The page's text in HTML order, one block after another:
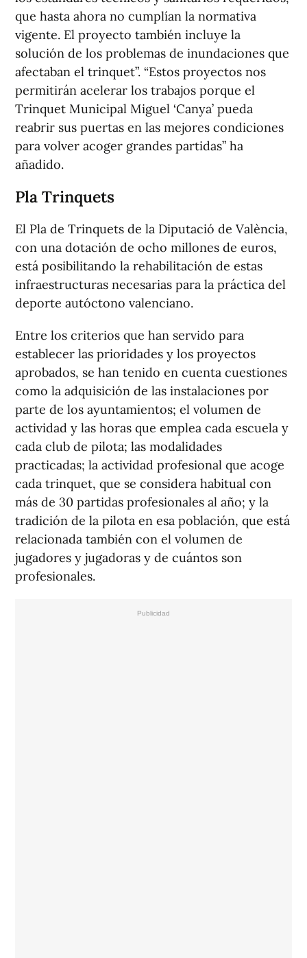
que hasta ahora no cumplían la normativa
vigente. El proyecto también incluye la
solución de los problemas de inundaciones que
afectaban el trinquet”. “Estos proyectos nos
permitirán acelerar los trabajos porque el
Trinquet Municipal Miguel ‘Canya’ pueda
reabrir sus puertas en las mejores condiciones
para volver acoger grandes partidas” ha
añadido.
Pla Trinquets
El Pla de Trinquets de la Diputació de València,
con una dotación de ocho millones de euros,
está posibilitando la rehabilitación de estas
infraestructuras necesarias para la práctica del
deporte autóctono valenciano.
Entre los criterios que han servido para
establecer las prioridades y los proyectos
aprobados, se han tenido en cuenta cuestiones
como la adquisición de las instalaciones por
parte de los ayuntamientos; el volumen de
actividad y las horas que emplea cada escuela y
cada club de pilota; las modalidades
practicadas; la actividad profesional que acoge
cada trinquet, que se considera habitual con
más de 30 partidas profesionales al año; y la
tradición de la pilota en esa población, que está
relacionada también con el volumen de
jugadores y jugadoras y de cuántos son
profesionales.